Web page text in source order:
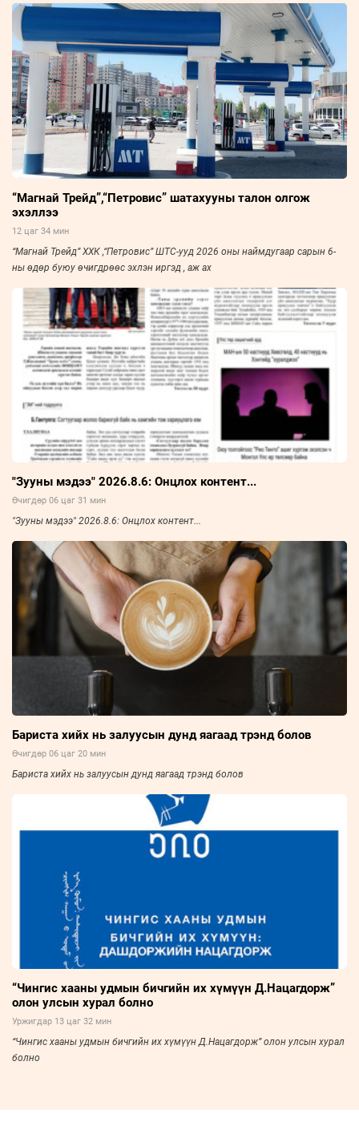
“Магнай Трейд”,“Петровис” шатахууны талон олгож
эхэллээ
12 цаг 34 мин
“Магнай Трейд” ХХК ,“Петровис” ШТС-ууд 2026 оны наймдугаар сарын 6-
ны өдөр буюу өчигдрөөс эхлэн иргэд , аж ах
"Зууны мэдээ" 2026.8.6: Онцлох контент...
Өчигдөр 06 цаг 31 мин
"Зууны мэдээ" 2026.8.6: Онцлох контент...
Бариста хийх нь залуусын дунд яагаад трэнд болов
Өчигдөр 06 цаг 20 мин
Бариста хийх нь залуусын дунд яагаад трэнд болов
“Чингис хааны удмын бичгийн их хүмүүн Д.Нацагдорж”
олон улсын хурал болно
Уржигдар 13 цаг 32 мин
“Чингис хааны удмын бичгийн их хүмүүн Д.Нацагдорж” олон улсын хурал
болно